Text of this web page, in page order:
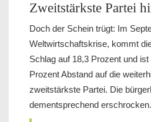
Zweitstärkste Partei
Doch der Schein trügt: Im
Weltwirtschaftskrise, kommt
Schlag auf 18,3 Prozent und
Prozent Abstand auf die
zweitstärkste Partei. Die
dementsprechend erschrocken.